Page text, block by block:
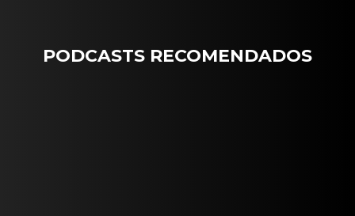
PODCASTS RECOMENDADOS